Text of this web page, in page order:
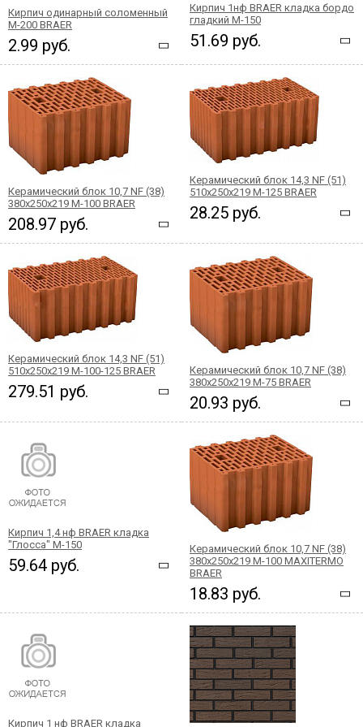
Кирпич одинарный соломенный
М-200 BRAER
2.99 руб.
Кирпич 1нф BRAER кладка бордо
гладкий М-150
51.69 руб.
Керамический блок 10,7 NF (38)
380x250x219 М-100 BRAER
208.97 руб.
Керамический блок 14,3 NF (51)
510x250x219 М-125 BRAER
28.25 руб.
Керамический блок 14,3 NF (51)
510x250x219 М-100-125 BRAER
279.51 руб.
Керамический блок 10,7 NF (38)
380x250x219 М-75 BRAER
20.93 руб.
Кирпич 1,4 нф BRAER кладка
"Глосса" М-150
59.64 руб.
Керамический блок 10,7 NF (38)
380x250x219 М-100 MAXITERMO
BRAER
18.83 руб.
Кирпич 1 нф BRAER кладка